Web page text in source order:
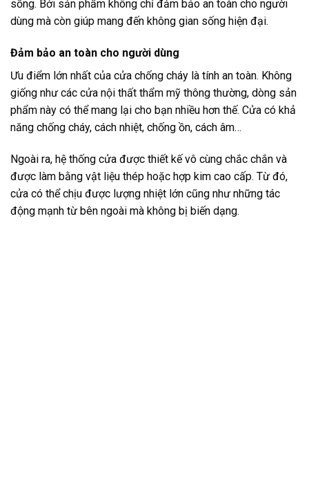
sống. Bởi sản phẩm không chỉ đảm bảo an toàn cho người
dùng mà còn giúp mang đến không gian sống hiện đại.
Đảm bảo an toàn cho người dùng
Ưu điểm lớn nhất của cửa chống cháy là tính an toàn. Không
giống như các cửa nội thất thẩm mỹ thông thường, dòng sản
phẩm này có thể mang lại cho bạn nhiều hơn thế. Cửa có khả
năng chống cháy, cách nhiệt, chống ồn, cách âm…
Ngoài ra, hệ thống cửa được thiết kế vô cùng chắc chắn và
được làm bằng vật liệu thép hoặc hợp kim cao cấp. Từ đó,
cửa có thể chịu được lượng nhiệt lớn cũng như những tác
động mạnh từ bên ngoài mà không bị biến dạng.